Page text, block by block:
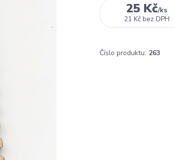
25 Kč/ks
21 Kč bez DPH
Číslo produktu: 263